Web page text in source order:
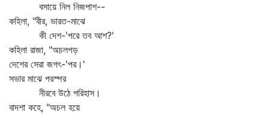
বসায়ে নিল নিজপাশ--
কহিলা, "বীর, ভারত-মাঝে
কী দেশ-'পরে তব আশ?'
কহিলা রাজা, "অচলগড়
দেশের সেরা জগৎ-'পর।'
সভার মাঝে পরস্পর
নীরবে উঠে পরিহাস।
বাদশা কহে, "অচল হয়ে